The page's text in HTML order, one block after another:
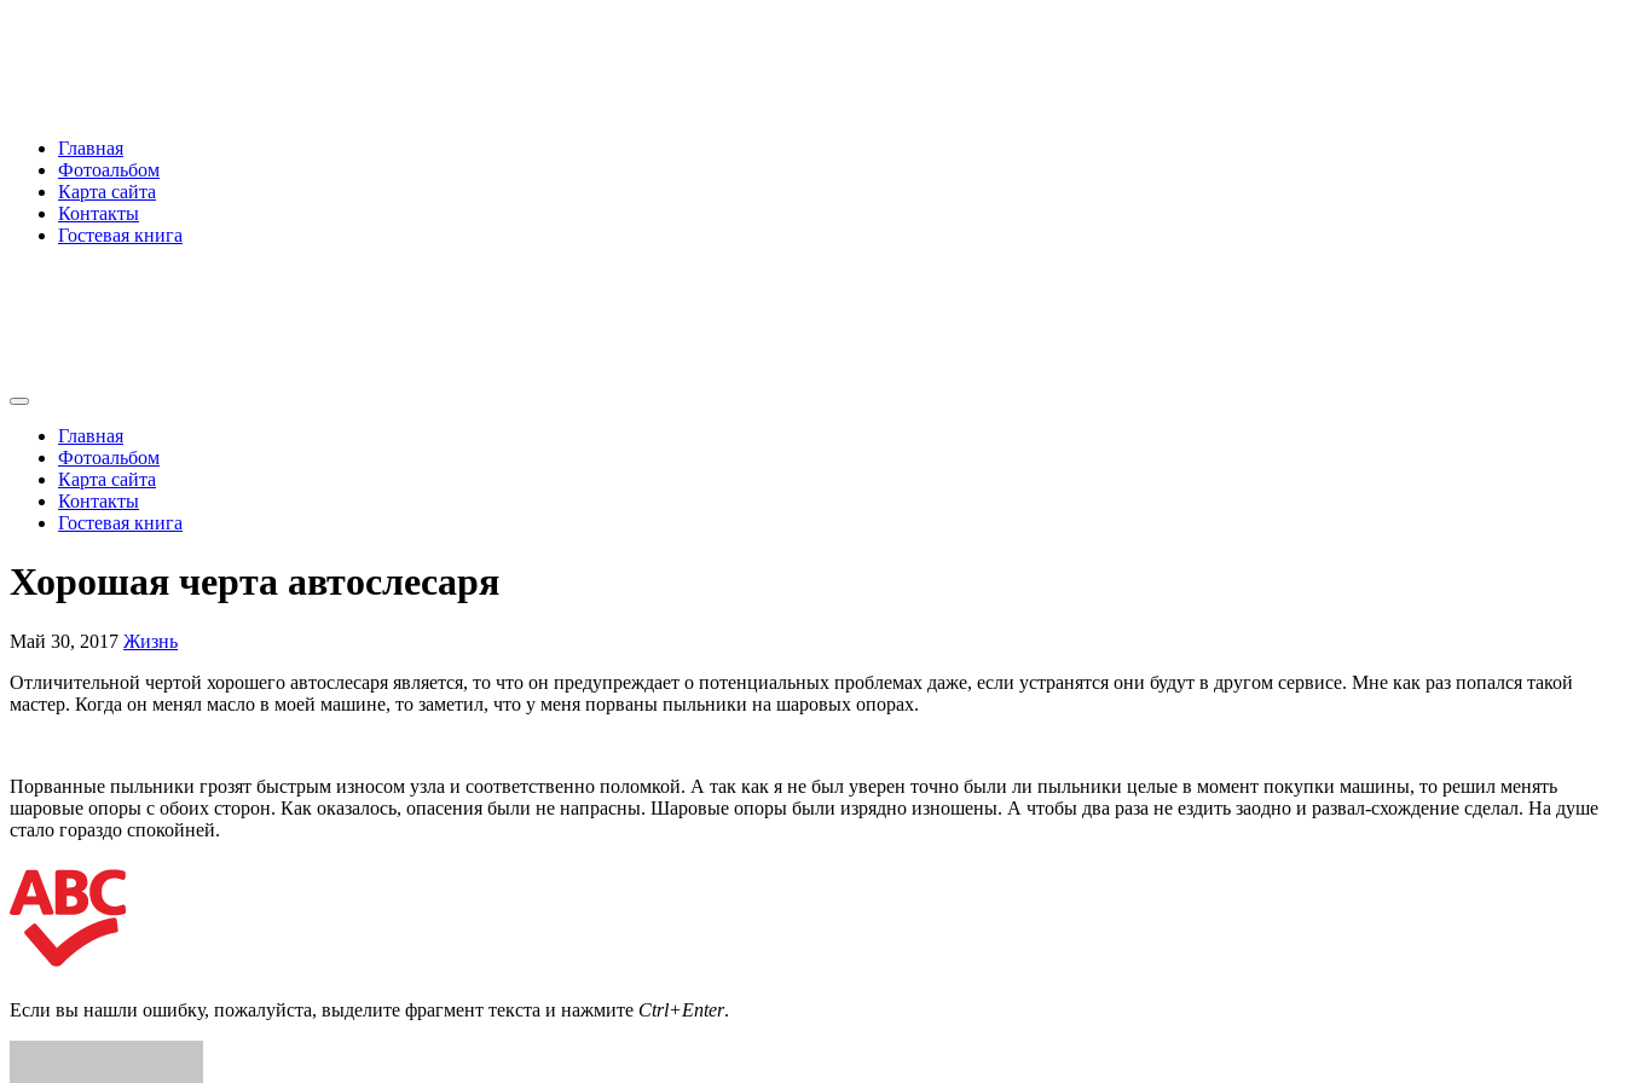
Главная
Фотоальбом
Карта сайта
Контакты
Гостевая книга
Главная
Фотоальбом
Карта сайта
Контакты
Гостевая книга
Хорошая черта автослесаря
Май 30, 2017 Жизнь
Отличительной чертой хорошего автослесаря является, то что он предупреждает о потенциальных проблемах даже, если устранятся они будут в другом сервисе. Мне как раз попался такой
мастер. Когда он менял масло в моей машине, то заметил, что у меня порваны пыльники на шаровых опорах.
Порванные пыльники грозят быстрым износом узла и соответственно поломкой. А так как я не был уверен точно были ли пыльники целые в момент покупки машины, то решил менять
шаровые опоры с обоих сторон. Как оказалось, опасения были не напрасны. Шаровые опоры были изрядно изношены. А чтобы два раза не ездить заодно и развал-схождение сделал. На душе
стало гораздо спокойней.
Если вы нашли ошибку, пожалуйста, выделите фрагмент текста и нажмите Ctrl+Enter.